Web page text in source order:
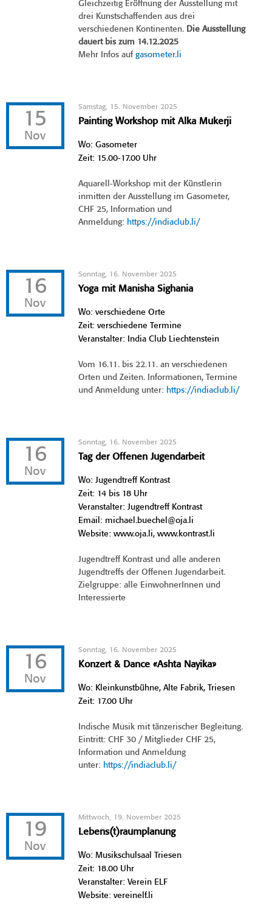
Gleichzeitig Eröffnung der Ausstellung mit
drei Kunstschaffenden aus drei
verschiedenen Kontinenten. Die Ausstellung
dauert bis zum 14.12.2025
Mehr Infos aufgasometer.li
15
Nov
Samstag, 15. November 2025
Painting Workshop mit Alka Mukerji
Wo: Gasometer
Zeit: 15.00-17.00 Uhr
Aquarell-Workshop mit der Künstlerin
inmitten der Ausstellung im Gasometer,
CHF 25, Information und
Anmeldung: https://indiaclub.li/
16
Nov
Sonntag, 16. November 2025
Yoga mit Manisha Sighania
Wo: verschiedene Orte
Zeit: verschiedene Termine
Veranstalter: India Club Liechtenstein
Vom 16.11. bis 22.11. an verschiedenen
Orten und Zeiten. Informationen, Termine
und Anmeldung unter: https://indiaclub.li/
16
Nov
Sonntag, 16. November 2025
Tag der Offenen Jugendarbeit
Wo: Jugendtreff Kontrast
Zeit: 14 bis 18 Uhr
Veranstalter: Jugendtreff Kontrast
Email: michael.buechel@oja.li
Website: www.oja.li, www.kontrast.li
Jugendtreff Kontrast und alle anderen
Jugendtreffs der Offenen Jugendarbeit.
Zielgruppe: alle EinwohnerInnen und
Interessierte
16
Nov
Sonntag, 16. November 2025
Konzert & Dance «Ashta Nayika»
Wo: Kleinkunstbühne, Alte Fabrik, Triesen
Zeit: 17.00 Uhr
Indische Musik mit tänzerischer Begleitung.
Eintritt: CHF 30 / Mitglieder CHF 25,
Information und Anmeldung
unter: https://indiaclub.li/
19
Nov
Mittwoch, 19. November 2025
Lebens(t)raumplanung
Wo: Musikschulsaal Triesen
Zeit: 18.00 Uhr
Veranstalter: Verein ELF
Website: vereinelf.li